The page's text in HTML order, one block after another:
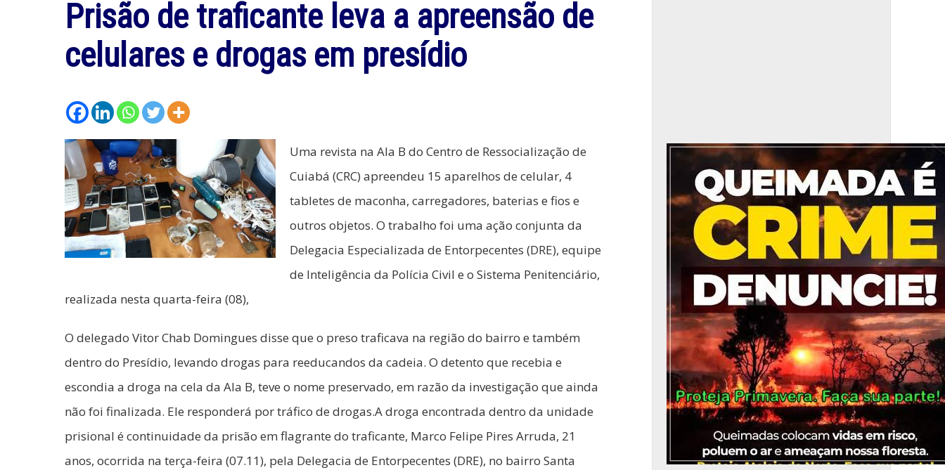
Prisão de traficante leva a apreensão de
celulares e drogas em presídio
Uma revista na Ala B do Centro de Ressocialização de
Cuiabá (CRC) apreendeu 15 aparelhos de celular, 4
tabletes de maconha, carregadores, baterias e fios e
outros objetos. O trabalho foi uma ação conjunta da
Delegacia Especializada de Entorpecentes (DRE), equipe
de Inteligência da Polícia Civil e o Sistema Penitenciário,
realizada nesta quarta-feira (08),
O delegado Vitor Chab Domingues disse que o preso traficava na região do bairro e também
dentro do Presídio, levando drogas para reeducandos da cadeia. O detento que recebia e
escondia a droga na cela da Ala B, teve o nome preservado, em razão da investigação que ainda
não foi finalizada. Ele responderá por tráfico de drogas.A droga encontrada dentro da unidade
prisional é continuidade da prisão em flagrante do traficante, Marco Felipe Pires Arruda, 21
anos, ocorrida na terça-feira (07.11), pela Delegacia de Entorpecentes (DRE), no bairro Santa